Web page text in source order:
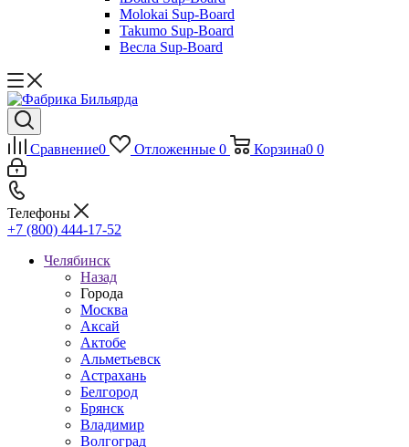
Molokai Sup-Board
Takumo Sup-Board
Весла Sup-Board
Сравнение0 Отложенные 0 Корзина0 0
Телефоны
+7 (800) 444-17-52
Челябинск
Назад
Города
Москва
Аксай
Актобе
Альметьевск
Астрахань
Белгород
Брянск
Владимир
Волгоград